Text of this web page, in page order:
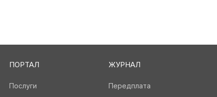
ПОРТАЛ
Послуги
ЖУРНАЛ
Передплата